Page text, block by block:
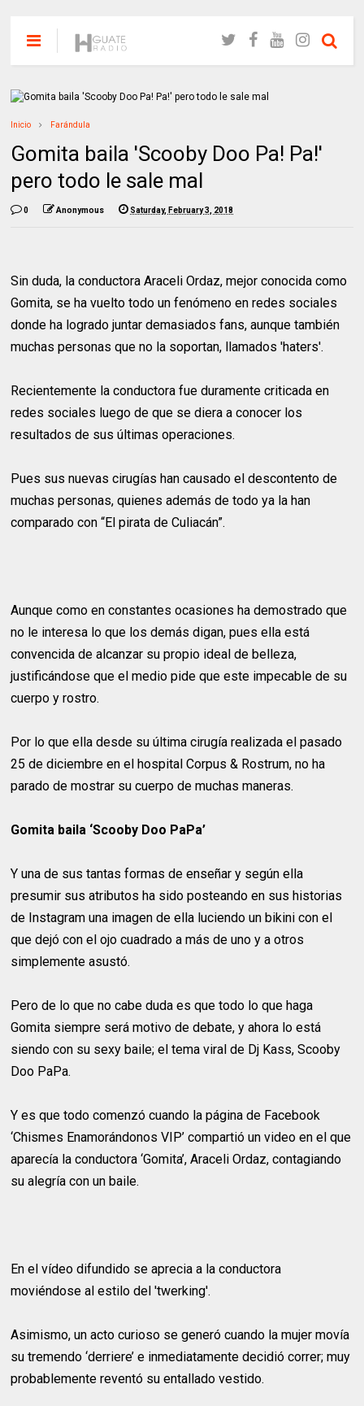
Inicio Farándula
Gomita baila 'Scooby Doo Pa! Pa!'
pero todo le sale mal
0 Anonymous Saturday, February 3, 2018
Sin duda, la conductora Araceli Ordaz, mejor conocida como
Gomita, se ha vuelto todo un fenómeno en redes sociales
donde ha logrado juntar demasiados fans, aunque también
muchas personas que no la soportan, llamados 'haters'.
Recientemente la conductora fue duramente criticada en
redes sociales luego de que se diera a conocer los
resultados de sus últimas operaciones.
Pues sus nuevas cirugías han causado el descontento de
muchas personas, quienes además de todo ya la han
comparado con “El pirata de Culiacán”.
Aunque como en constantes ocasiones ha demostrado que
no le interesa lo que los demás digan, pues ella está
convencida de alcanzar su propio ideal de belleza,
justificándose que el medio pide que este impecable de su
cuerpo y rostro.
Por lo que ella desde su última cirugía realizada el pasado
25 de diciembre en el hospital Corpus & Rostrum, no ha
parado de mostrar su cuerpo de muchas maneras.
Gomita baila ‘Scooby Doo PaPa’
Y una de sus tantas formas de enseñar y según ella
presumir sus atributos ha sido posteando en sus historias
de Instagram una imagen de ella luciendo un bikini con el
que dejó con el ojo cuadrado a más de uno y a otros
simplemente asustó.
Pero de lo que no cabe duda es que todo lo que haga
Gomita siempre será motivo de debate, y ahora lo está
siendo con su sexy baile; el tema viral de Dj Kass, Scooby
Doo PaPa.
Y es que todo comenzó cuando la página de Facebook
‘Chismes Enamorándonos VIP’ compartió un video en el que
aparecía la conductora ‘Gomita’, Araceli Ordaz, contagiando
su alegría con un baile.
En el vídeo difundido se aprecia a la conductora
moviéndose al estilo del 'twerking'.
Asimismo, un acto curioso se generó cuando la mujer movía
su tremendo ‘derriere’ e inmediatamente decidió correr; muy
probablemente reventó su entallado vestido.